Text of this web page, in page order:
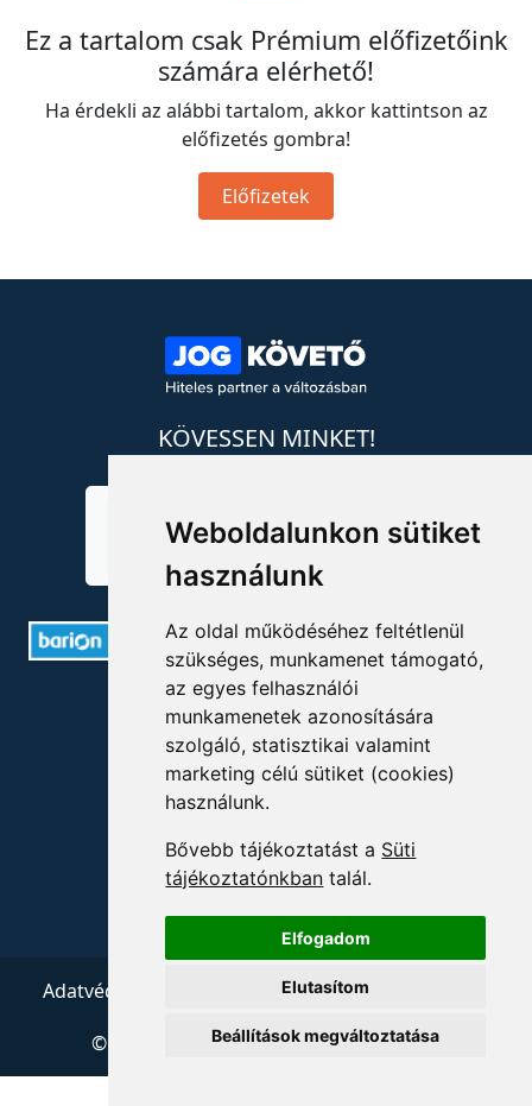
Weboldalunkon sütiket
használunk
Az oldal működéséhez feltétlenül
szükséges, munkamenet támogató,
az egyes felhasználói
munkamenetek azonosítására
szolgáló, statisztikai valamint
marketing célú sütiket (cookies)
használunk.
Bővebb tájékoztatást a Süti
tájékoztatónkban talál.
Elfogadom
Elutasítom
Beállítások megváltoztatása
Ez a tartalom csak Prémium előfizetőink
számára elérhető!
Ha érdekli az alábbi tartalom, akkor kattintson az
előfizetés gombra!
Előfizetek
KÖVESSEN MINKET!
ELÉRHETŐSÉGEK
+36 1 880 7600
info@mprx.hu
Adatvédelem Impresszum
© 2026 Copyright:Menedzserpraxis.hu